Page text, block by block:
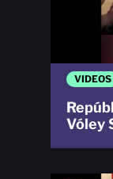
VIDEOS
Vóley